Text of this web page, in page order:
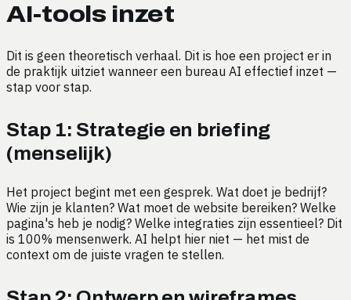
AI-tools inzet
Dit is geen theoretisch verhaal. Dit is hoe een project er in
de praktijk uitziet wanneer een bureau AI effectief inzet —
stap voor stap.
Stap 1: Strategie en briefing
(menselijk)
Het project begint met een gesprek. Wat doet je bedrijf?
Wie zijn je klanten? Wat moet de website bereiken? Welke
pagina's heb je nodig? Welke integraties zijn essentieel? Dit
is 100% mensenwerk. AI helpt hier niet — het mist de
context om de juiste vragen te stellen.